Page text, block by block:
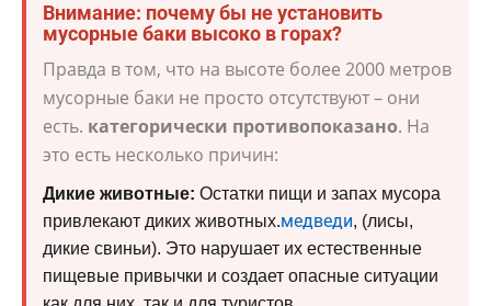
Внимание: почему бы не установить
мусорные баки высоко в горах?
Правда в том, что на высоте более 2000 метров
мусорные баки не просто отсутствуют – они
есть. категорически противопоказано. На
это есть несколько причин:
Дикие животные: Остатки пищи и запах мусора
привлекают диких животных.медведи, (лисы,
дикие свиньи). Это нарушает их естественные
пищевые привычки и создает опасные ситуации